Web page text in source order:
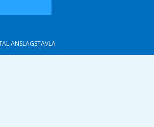
ANSLAGSTAVLA